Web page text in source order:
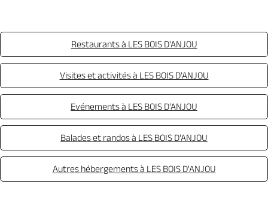
Restaurants à LES BOIS D'ANJOU
Visites et activités à LES BOIS D'ANJOU
Evénements à LES BOIS D'ANJOU
Balades et randos à LES BOIS D'ANJOU
Autres hébergements à LES BOIS D'ANJOU